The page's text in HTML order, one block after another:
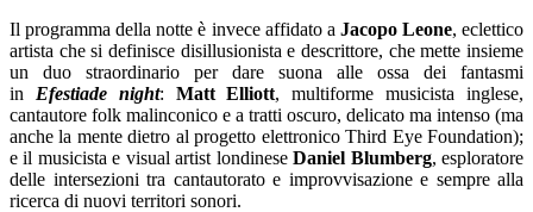
Il programma della notte è invece affidato a Jacopo Leone, eclettico
artista che si definisce disillusionista e descrittore, che mette insieme
un duo straordinario per dare suona alle ossa dei fantasmi
in Efestiade night: Matt Elliott, multiforme musicista inglese,
cantautore folk malinconico e a tratti oscuro, delicato ma intenso (ma
anche la mente dietro al progetto elettronico Third Eye Foundation);
e il musicista e visual artist londineseDaniel Blumberg, esploratore
delle intersezioni tra cantautorato e improvvisazione e sempre alla
ricerca di nuovi territori sonori.